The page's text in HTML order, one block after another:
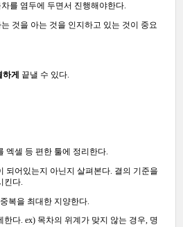
를 염두에 두면서 진행해야한다.
것을 아는 것을 인지하고 있는 것이 중요
하게 끝낼 수 있다.
엑셀 등 편한 툴에 정리한다.
되어있는지 아닌지 살펴본다. 결의 기준을
킨다.
복을 최대한 지양한다.
한다.ex) 목차의 위계가 맞지 않는 경우, 명